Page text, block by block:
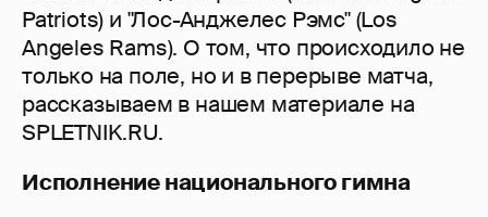
Patriots) и "Лос-Анджелес Рэмс" (Los
Angeles Rams). О том, что происходило не
только на поле, но и в перерыве матча,
рассказываем в нашем материале на
SPLETNIK.RU.
Исполнение национального гимна